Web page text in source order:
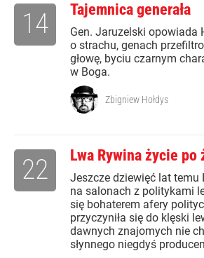
Tajemnica generała
Gen. Jaruzelski opowiada
o strachu, genach
głowę, byciu czarnym
w Boga.
14
Zbigniew Hołdys
Lwa Rywina życie po
Jeszcze dziewięć lat temu
na salonach z politykami
się bohaterem afery
przyczyniła się do klęski
dawnych znajomych nie
słynnego niegdyś
22